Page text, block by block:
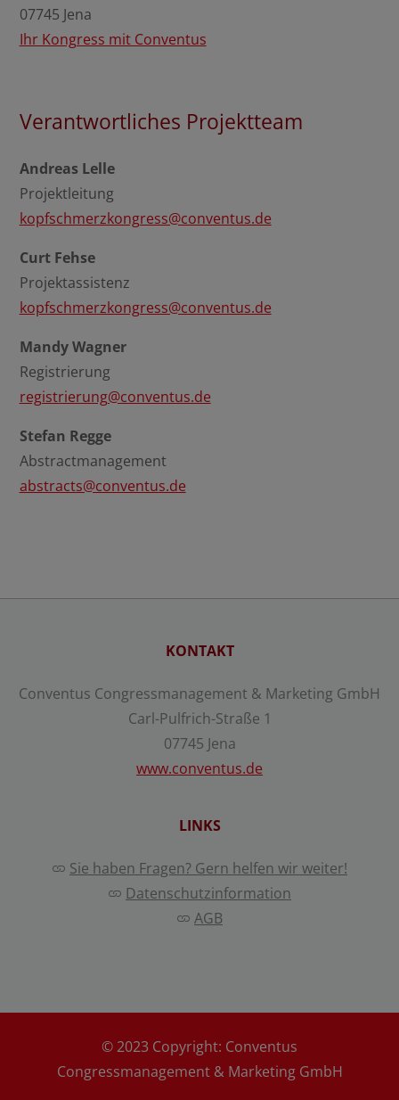
07745 Jena
Ihr Kongress mit Conventus
Verantwortliches Projektteam
Andreas Lelle
Projektleitung
kopfschmerzkongress@conventus.de
Curt Fehse
Projektassistenz
kopfschmerzkongress@conventus.de
Mandy Wagner
Registrierung
registrierung@conventus.de
Stefan Regge
Abstractmanagement
abstracts@conventus.de
KONTAKT
Conventus Congressmanagement & Marketing GmbH
Carl-Pulfrich-Straße 1
07745 Jena
www.conventus.de
LINKS
Sie haben Fragen? Gern helfen wir weiter!
Datenschutzinformation
AGB
© 2023 Copyright: Conventus
Congressmanagement & Marketing GmbH
Notwendige Cookies
Ablehnen